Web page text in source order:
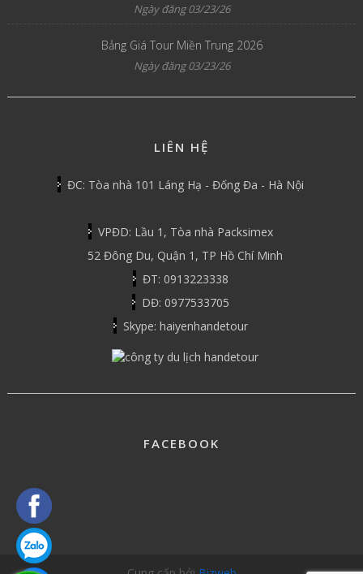
Ngày đăng 03/23/26
Bảng Giá Tour Miền Trung 2026
Ngày đăng 03/23/26
LIÊN HỆ
ĐC: Tòa nhà 101 Láng Hạ - Đống Đa - Hà Nội
VPĐD: Lầu 1, Tòa nhà Packsimex
52 Đông Du, Quận 1, TP Hồ Chí Minh
ĐT: 0913223338
DĐ: 0977533705
Skype: haiyenhandetour
FACEBOOK